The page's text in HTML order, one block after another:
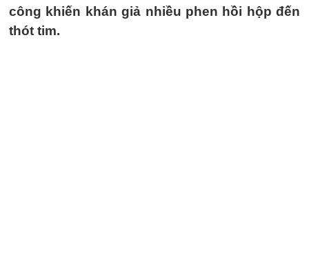
công khiến khán giả nhiều phen hồi hộp đến
thót tim.